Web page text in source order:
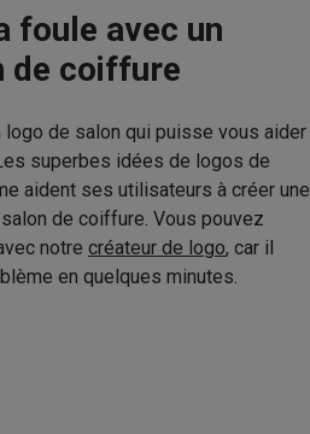
foule avec un
de coiffure
de salon qui puisse vous aider
superbes idées de logos de
aident ses utilisateurs à créer une
de coiffure. Vous pouvez
notre créateur de logo, car il
en quelques minutes.